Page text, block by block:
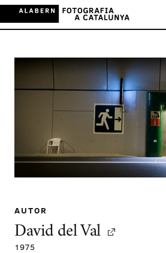
AUTOR
David del Val
1975